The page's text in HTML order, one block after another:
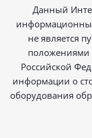
Данный
не является
положениями
Российской
информации о
оборудования